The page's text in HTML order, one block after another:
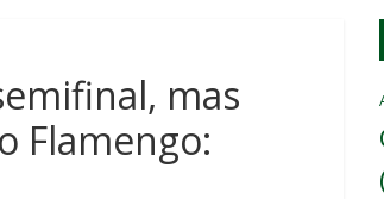
mas
Flamengo: